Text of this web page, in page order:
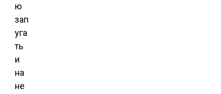
ю
зап
уга
ть
и
на
не